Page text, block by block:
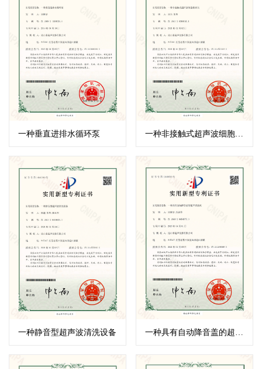
一种垂直进排水循环泵 一种非接触式超声波细胞粉碎仪
一种静音型超声波清洗设备 一种具有自动降音盖的超声清洗机